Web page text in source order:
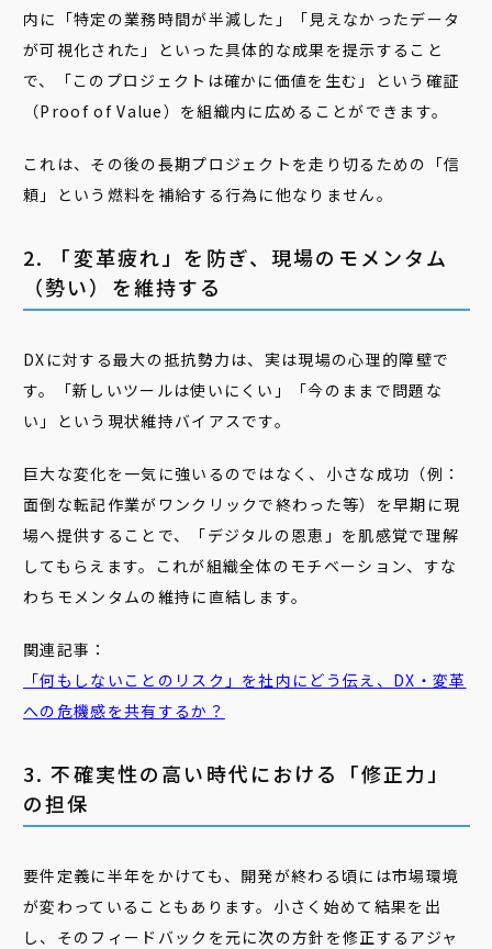
内に「特定の業務時間が半減した」「見えなかったデータ
が可視化された」といった具体的な成果を提示すること
で、「このプロジェクトは確かに価値を生む」という確証
（Proof of Value）を組織内に広めることができます。
これは、その後の長期プロジェクトを走り切るための「信
頼」という燃料を補給する行為に他なりません。
2. 「変革疲れ」を防ぎ、現場のモメンタム
（勢い）を維持する
DXに対する最大の抵抗勢力は、実は現場の心理的障壁で
す。「新しいツールは使いにくい」「今のままで問題な
い」という現状維持バイアスです。
巨大な変化を一気に強いるのではなく、小さな成功（例：
面倒な転記作業がワンクリックで終わった等）を早期に現
場へ提供することで、「デジタルの恩恵」を肌感覚で理解
してもらえます。これが組織全体のモチベーション、すな
わちモメンタムの維持に直結します。
関連記事：
「何もしないことのリスク」を社内にどう伝え、DX・変革
への危機感を共有するか？
3. 不確実性の高い時代における「修正力」
の担保
要件定義に半年をかけても、開発が終わる頃には市場環境
が変わっていることもあります。小さく始めて結果を出
し、そのフィードバックを元に次の方針を修正するアジャ